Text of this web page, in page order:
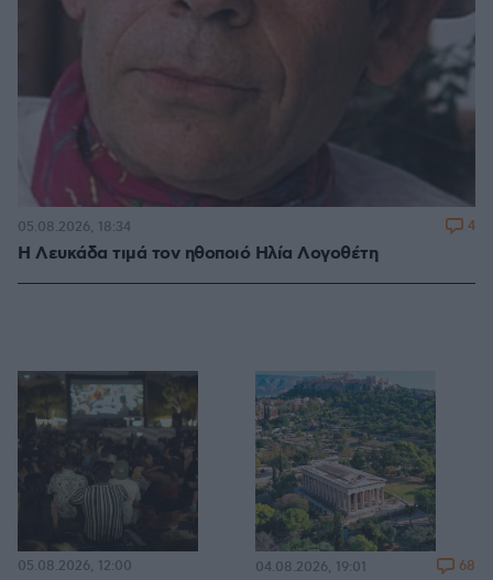
Η Λευκάδα τιμά τον ηθοποιό Ηλία Λογοθέτη
05.08.2026, 18:34 4
05.08.2026, 12:00 04.08.2026, 19:01 68